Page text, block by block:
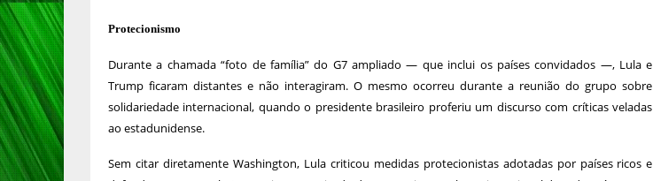
Protecionismo
Durante a chamada “foto de família” do G7 ampliado — que inclui os países convidados —, Lula e
Trump ficaram distantes e não interagiram. O mesmo ocorreu durante a reunião do grupo sobre
solidariedade internacional, quando o presidente brasileiro proferiu um discurso com críticas veladas
ao estadunidense.
Sem citar diretamente Washington, Lula criticou medidas protecionistas adotadas por países ricos e